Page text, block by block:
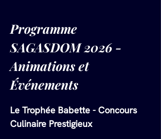
Programme
SAGASDOM 2026 -
Animations et
Événements
Le Trophée Babette - Concours
Culinaire Prestigieux